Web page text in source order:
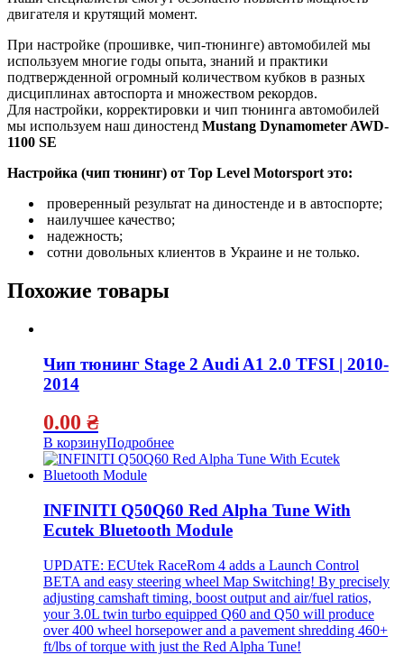
двигателя и крутящий момент.
При настройке (прошивке, чип-тюнинге) автомобилей мы
используем многие годы опыта, знаний и практики
подтвержденной огромный количеством кубков в разных
дисциплинах автоспорта и множеством рекордов.
Для настройки, корректировки и чип тюнинга автомобилей
мы используем наш диностенд Mustang Dynamometer AWD-
1100 SE
Настройка (чип тюнинг) от Top Level Motorsport это:
проверенный результат на диностенде и в автоспорте;
наилучшее качество;
надежность;
сотни довольных клиентов в Украине и не только.
Похожие товары
Чип тюнинг Stage 2 Audi A1 2.0 TFSI | 2010-
2014
0.00 ₴
В корзинуПодробнее
INFINITI Q50Q60 Red Alpha Tune With
Ecutek Bluetooth Module
UPDATE: ECUtek RaceRom 4 adds a Launch Control
BETA and easy steering wheel Map Switching! By precisely
adjusting camshaft timing, boost output and air/fuel ratios,
your 3.0L twin turbo equipped Q60 and Q50 will produce
over 400 wheel horsepower and a pavement shredding 460+
ft/lbs of torque with just the Red Alpha Tune!